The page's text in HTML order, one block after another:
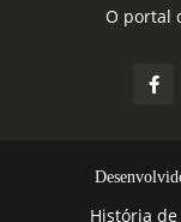
O portal
História de